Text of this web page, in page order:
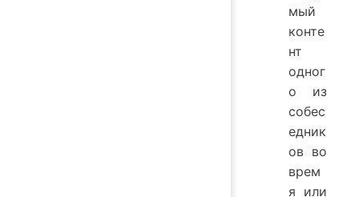
мый
конте
нт
одног
о из
собес
едник
ов во
врем
я или